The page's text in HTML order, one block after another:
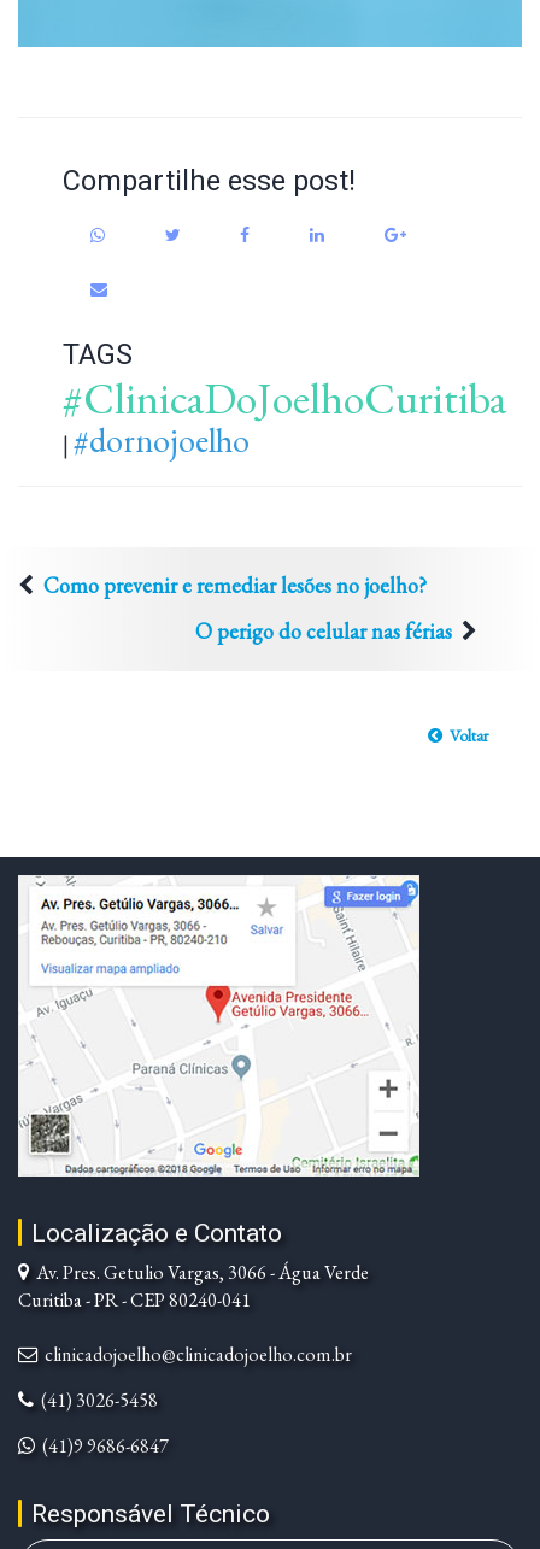
Compartilhe esse post!
TAGS
#ClinicaDoJoelhoCuritiba
|#dornojoelho
Como prevenir e remediar lesões no joelho?
O perigo do celular nas férias
Voltar
Localização e Contato
Av. Pres. Getulio Vargas, 3066 - Água Verde
Curitiba - PR - CEP 80240-041
clinicadojoelho@clinicadojoelho.com.br
(41) 3026-5458
(41)9 9686-6847
Responsável Técnico